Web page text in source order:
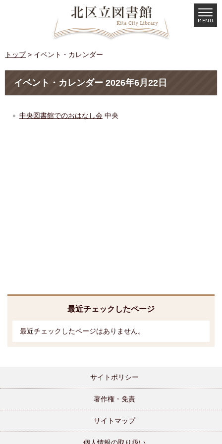
トップ> イベント・カレンダー
イベント・カレンダー 2026年6月22日
中央図書館でのおはなし会 中央
最近チェックしたページ
最近チェックしたページはありません。
サイトポリシー
著作権・免責
サイトマップ